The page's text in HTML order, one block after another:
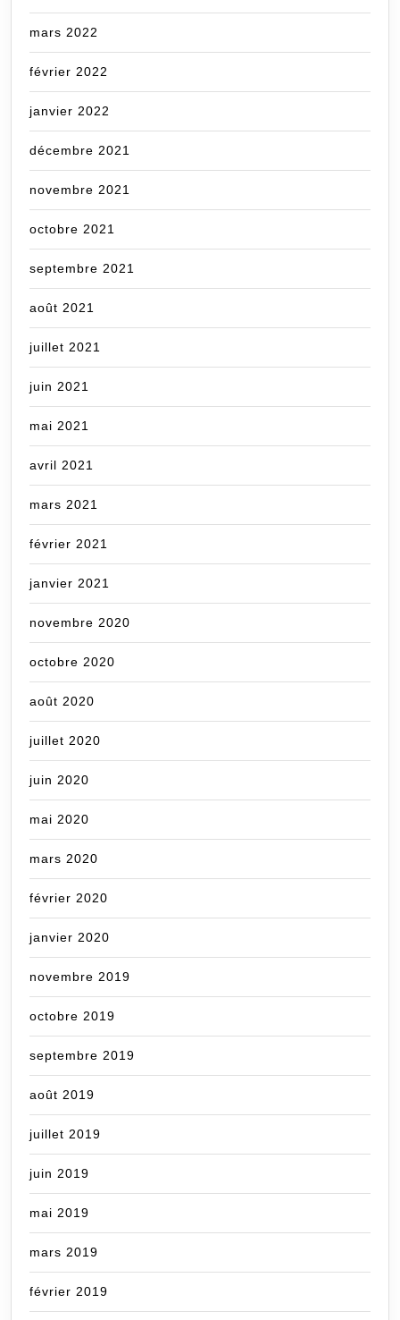
mars 2022
février 2022
janvier 2022
décembre 2021
novembre 2021
octobre 2021
septembre 2021
août 2021
juillet 2021
juin 2021
mai 2021
avril 2021
mars 2021
février 2021
janvier 2021
novembre 2020
octobre 2020
août 2020
juillet 2020
juin 2020
mai 2020
mars 2020
février 2020
janvier 2020
novembre 2019
octobre 2019
septembre 2019
août 2019
juillet 2019
juin 2019
mai 2019
mars 2019
février 2019